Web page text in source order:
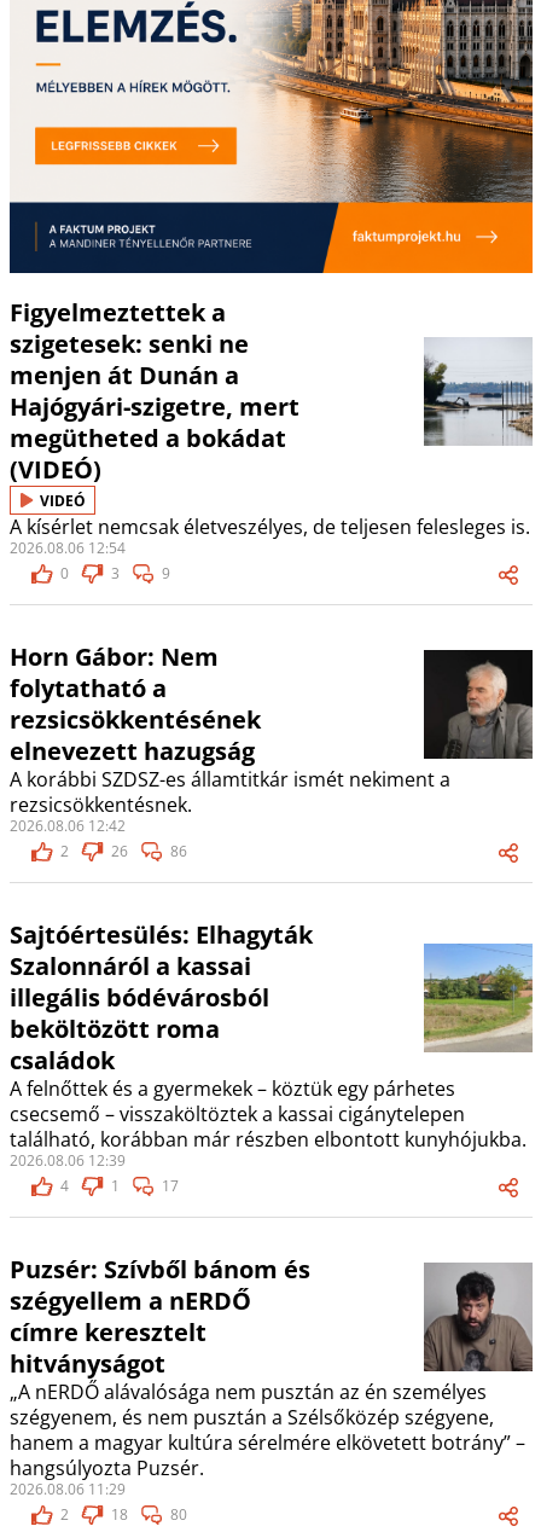
Figyelmeztettek a
szigetesek: senki ne
menjen át Dunán a
Hajógyári-szigetre, mert
megütheted a bokádat
(VIDEÓ)
VIDEÓ
A kísérlet nemcsak életveszélyes, de teljesen felesleges is.
2026.08.06 12:54
0
3 9
Horn Gábor: Nem
folytatható a
rezsicsökkentésének
elnevezett hazugság
A korábbi SZDSZ-es államtitkár ismét nekiment a
rezsicsökkentésnek.
2026.08.06 12:42
2
26 86
Sajtóértesülés: Elhagyták
Szalonnáról a kassai
illegális bódévárosból
beköltözött roma
családok
A felnőttek és a gyermekek – köztük egy párhetes
csecsemő – visszaköltöztek a kassai cigánytelepen
található, korábban már részben elbontott kunyhójukba.
2026.08.06 12:39
4
1 17
Puzsér: Szívből bánom és
szégyellem a nERDŐ
címre keresztelt
hitványságot
„A nERDŐ alávalósága nem pusztán az én személyes
szégyenem, és nem pusztán a Szélsőközép szégyene,
hanem a magyar kultúra sérelmére elkövetett botrány” –
hangsúlyozta Puzsér.
2026.08.06 11:29
2
18 80